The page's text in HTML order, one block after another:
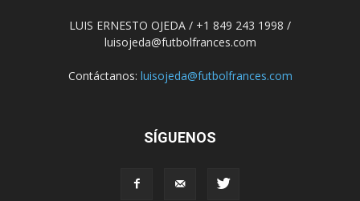
LUIS ERNESTO OJEDA / +1 849 243 1998 /
luisojeda@futbolfrances.com
Contáctanos: luisojeda@futbolfrances.com
SÍGUENOS